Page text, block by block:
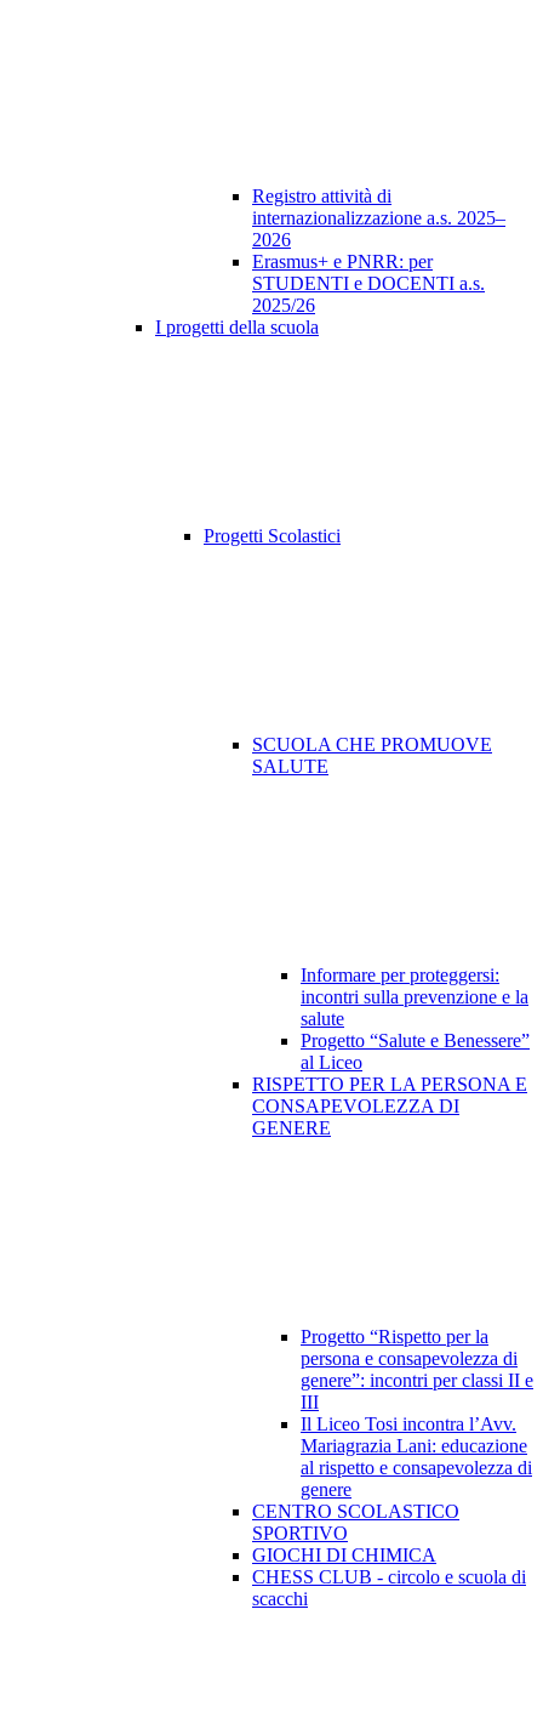
Registro attività di
internazionalizzazione a.s. 2025–
2026
Erasmus+ e PNRR: per
STUDENTI e DOCENTI a.s.
2025/26
I progetti della scuola
Progetti Scolastici
SCUOLA CHE PROMUOVE
SALUTE
Informare per proteggersi:
incontri sulla prevenzione e la
salute
Progetto “Salute e Benessere”
al Liceo
RISPETTO PER LA PERSONA E
CONSAPEVOLEZZA DI
GENERE
Progetto “Rispetto per la
persona e consapevolezza di
genere”: incontri per classi II e
III
Il Liceo Tosi incontra l’Avv.
Mariagrazia Lani: educazione
al rispetto e consapevolezza di
genere
CENTRO SCOLASTICO
SPORTIVO
GIOCHI DI CHIMICA
CHESS CLUB - circolo e scuola di
scacchi